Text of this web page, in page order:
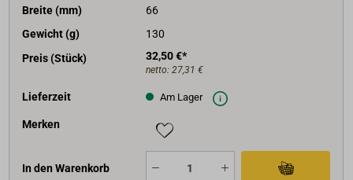
Breite (mm)
66
Gewicht (g)
130
Preis (Stück)
32,50 €*
netto: 27,31 €
Lieferzeit Am Lager
Merken
In den Warenkorb